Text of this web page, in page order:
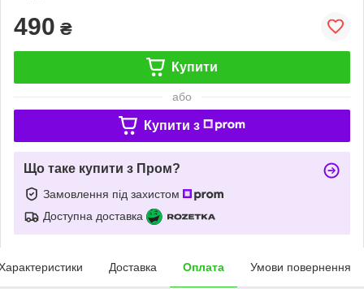
490 ₴
Купити
або
Купити з
Що таке купити з Пром?
Замовлення під захистом
Доступна доставка
Доставка Оплата Умови повернення